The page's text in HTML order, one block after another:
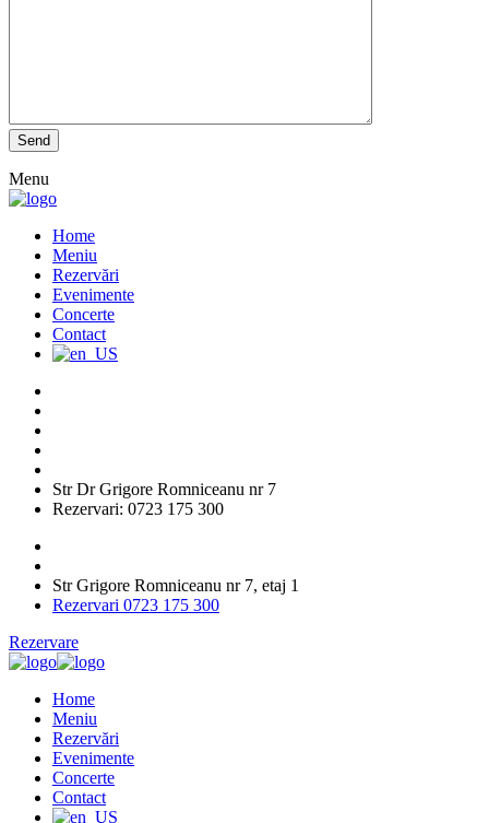
Menu
Home
Meniu
Rezervări
Evenimente
Concerte
Contact
Str Dr Grigore Romniceanu nr 7
Rezervari: 0723 175 300
Str Grigore Romniceanu nr 7, etaj 1
Rezervari 0723 175 300
Rezervare
Home
Meniu
Rezervări
Evenimente
Concerte
Contact